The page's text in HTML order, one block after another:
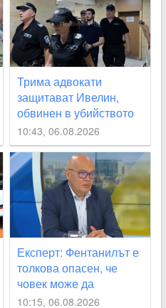
Трима адвокати
защитават Ивелин,
обвинен в убийството
на жена в Първомай
10:43, 06.08.2026
Експерт: Фентанилът е
толкова опасен, че
човек може да
предозира с няколко
10:15, 06.08.2026